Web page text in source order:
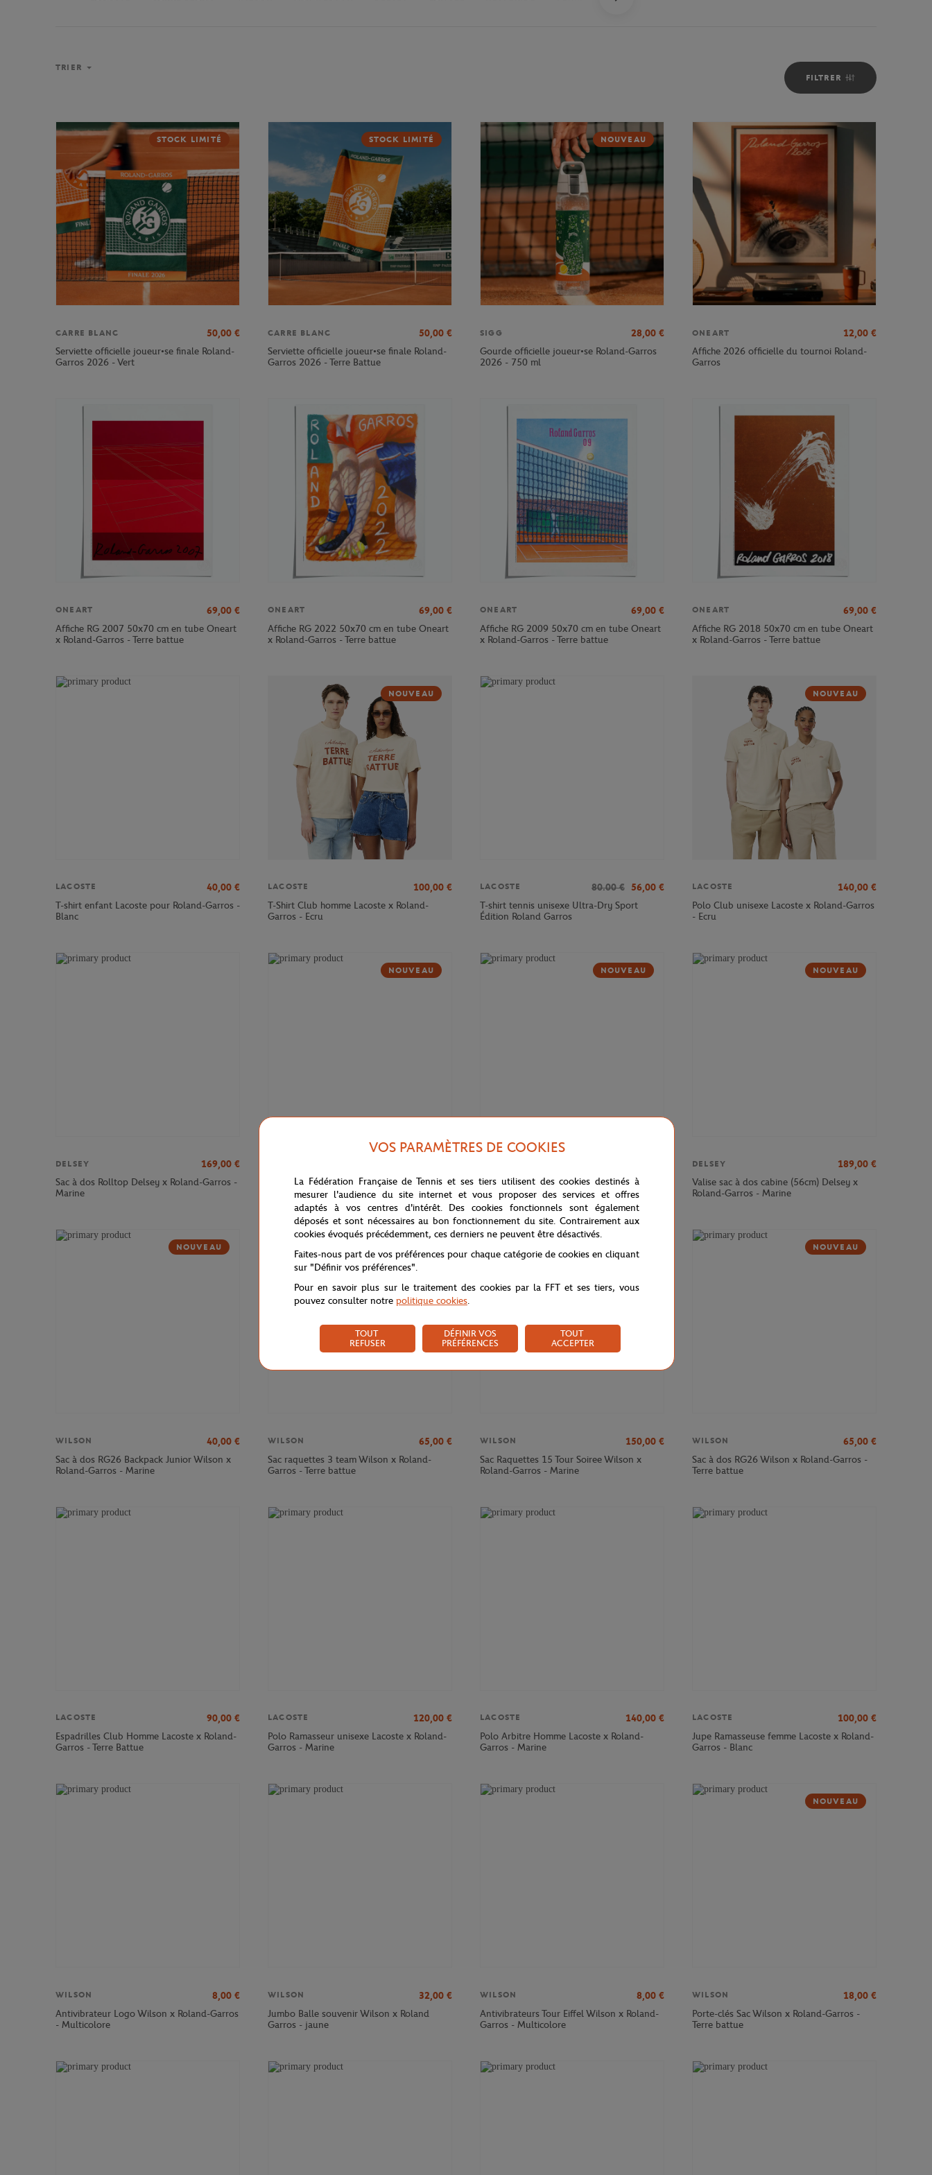
FILTRER
TRIER
STOCK LIMITÉ
CARRE BLANC 50,00 €
Serviette officielle joueur•se finale Roland-
Garros 2026 - Vert
STOCK LIMITÉ
CARRE BLANC 50,00 €
Serviette officielle joueur•se finale Roland-
Garros 2026 - Terre Battue
NOUVEAU
SIGG 28,00 €
Gourde officielle joueur•se Roland-Garros
2026 - 750 ml
ONEART 12,00 €
Affiche 2026 officielle du tournoi Roland-
Garros
ONEART 69,00 €
Affiche RG 2007 50x70 cm en tube Oneart
x Roland-Garros - Terre battue
ONEART 69,00 €
Affiche RG 2022 50x70 cm en tube Oneart
x Roland-Garros - Terre battue
ONEART 69,00 €
Affiche RG 2009 50x70 cm en tube Oneart
x Roland-Garros - Terre battue
ONEART 69,00 €
Affiche RG 2018 50x70 cm en tube Oneart
x Roland-Garros - Terre battue
LACOSTE 40,00 €
T-shirt enfant Lacoste pour Roland-Garros -
Blanc
NOUVEAU
LACOSTE 100,00 €
T-Shirt Club homme Lacoste x Roland-
Garros - Ecru
LACOSTE 80.00 € 56,00 €
T-shirt tennis unisexe Ultra-Dry Sport
Édition Roland Garros
NOUVEAU
LACOSTE 140,00 €
Polo Club unisexe Lacoste x Roland-Garros
- Ecru
DELSEY 169,00 €
Sac à dos Rolltop Delsey x Roland-Garros -
Marine
NOUVEAU
Sac à dos Cadence Soft 14" Delsey x
Roland-Garros - Marine
NOUVEAU
Valise cabine Cadence (55cm) Delsey x
Roland-Garros - Marine
NOUVEAU
DELSEY 189,00 €
Valise sac à dos cabine (56cm) Delsey x
Roland-Garros - Marine
NOUVEAU
WILSON 40,00 €
Sac à dos RG26 Backpack Junior Wilson x
Roland-Garros - Marine
WILSON 65,00 €
Sac raquettes 3 team Wilson x Roland-
Garros - Terre battue
WILSON 150,00 €
Sac Raquettes 15 Tour Soiree Wilson x
Roland-Garros - Marine
NOUVEAU
WILSON 65,00 €
Sac à dos RG26 Wilson x Roland-Garros -
Terre battue
LACOSTE 90,00 €
Espadrilles Club Homme Lacoste x Roland-
Garros - Terre Battue
LACOSTE 120,00 €
Polo Ramasseur unisexe Lacoste x Roland-
Garros - Marine
LACOSTE 140,00 €
Polo Arbitre Homme Lacoste x Roland-
Garros - Marine
LACOSTE 100,00 €
Jupe Ramasseuse femme Lacoste x Roland-
Garros - Blanc
WILSON 8,00 €
Antivibrateur Logo Wilson x Roland-Garros
- Multicolore
WILSON 32,00 €
Jumbo Balle souvenir Wilson x Roland
Garros - jaune
WILSON 8,00 €
Antivibrateurs Tour Eiffel Wilson x Roland-
Garros - Multicolore
NOUVEAU
WILSON 18,00 €
Porte-clés Sac Wilson x Roland-Garros -
Terre battue
VOS PARAMÈTRES DE COOKIES
La Fédération Française de Tennis et ses tiers utilisent des cookies destinés à
mesurer l'audience du site internet et vous proposer des services et offres
adaptés à vos centres d'intérêt. Des cookies fonctionnels sont également
déposés et sont nécessaires au bon fonctionnement du site. Contrairement aux
cookies évoqués précédemment, ces derniers ne peuvent être désactivés.
Faites-nous part de vos préférences pour chaque catégorie de cookies en cliquant
sur "Définir vos préférences".
Pour en savoir plus sur le traitement des cookies par la FFT et ses tiers, vous
pouvez consulter notre politique cookies.
TOUT
REFUSER
DÉFINIR VOS
PRÉFÉRENCES
TOUT
ACCEPTER